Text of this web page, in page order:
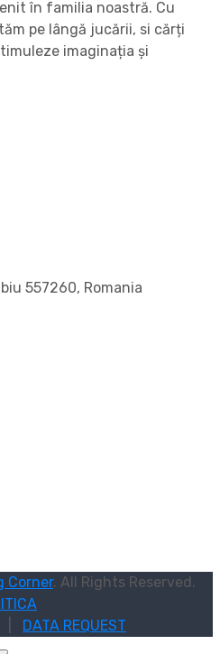
în familia noastră. Cu
pe lângă jucării, si cărți
imaginația și
557260, Romania
Corner. All Rights Reserved.
DATA REQUEST